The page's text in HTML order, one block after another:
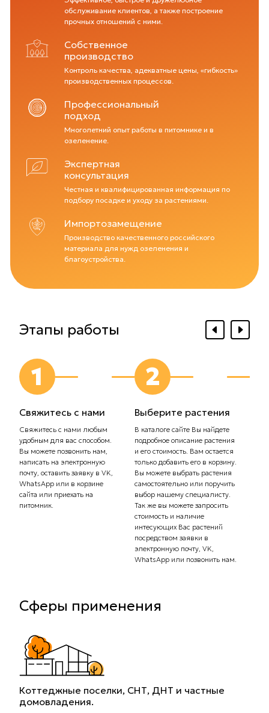
обслуживание клиентов, а также построение
прочных отношений с ними.
Собственное
производство
Контроль качества, адекватные цены, «гибкость»
производственных процессов.
Профессиональный
подход
Многолетний опыт работы в питомнике и в
озеленение.
Экспертная
консультация
Честная и квалифицированная информация по
подбору посадке и уходу за растениями.
Импортозамещение
Производство качественного российского
материала для нужд озеленения и
благоустройства.
Этапы работы
1
Свяжитесь с нами
Свяжитесь с нами любым
удобным для вас способом.
Вы можете позвонить нам,
написать на электронную
почту, оставить заявку в VK,
WhatsApp или в корзине
сайта или приехать на
питомник.
2
Выберите растения
В каталоге сайте Вы найдете
подробное описание растения
и его стоимость. Вам остается
только добавить его в корзину.
Вы можете выбрать растения
самостоятельно или поручить
выбор нашему специалисту.
Так же вы можете запросить
стоимость и наличие
интесующих Вас растений
посредством заявки в
электронную почту, VK,
WhatsApp или позвонить нам.
Сферы применения
Коттеджные поселки, СНТ, ДНТ и частные
домовладения.